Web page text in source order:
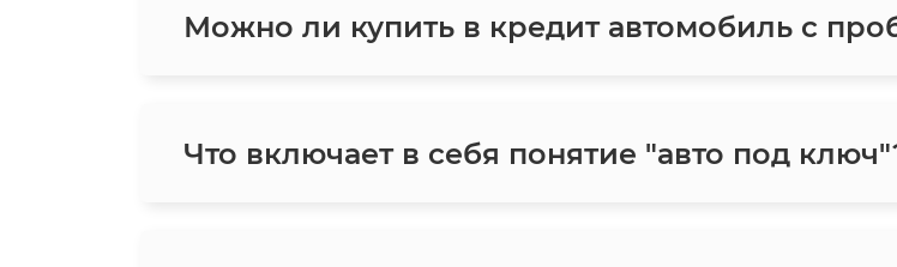
Можно ли купить в кредит автомобиль с
Что включает в себя понятие "авто под